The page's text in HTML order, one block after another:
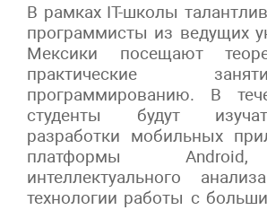
В рамках IT-школы
программисты из ведущих
Мексики посещают
практические
программированию. В
студенты будут
разработки мобильных
платформы
интеллектуального
технологии работы с